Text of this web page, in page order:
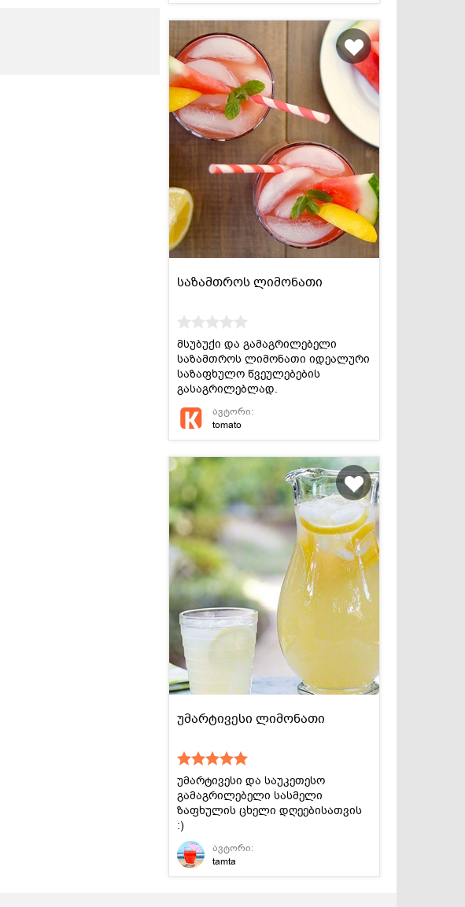
საზამთროს ლიმონათი
მსუბუქი და გამაგრილებელი
საზამთროს ლიმონათი იდეალური
საზაფხულო წვეულებების
გასაგრილებლად.
ავტორი:
tomato
უმარტივესი ლიმონათი
უმარტივესი და საუკეთესო
გამაგრილებელი სასმელი
ზაფხულის ცხელი დღეებისათვის
:)
ავტორი:
tamta